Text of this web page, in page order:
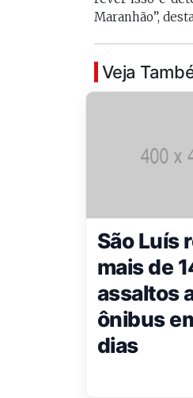
Maranhão”,
Veja
São Luís
mais de
assaltos
ônibus
dias